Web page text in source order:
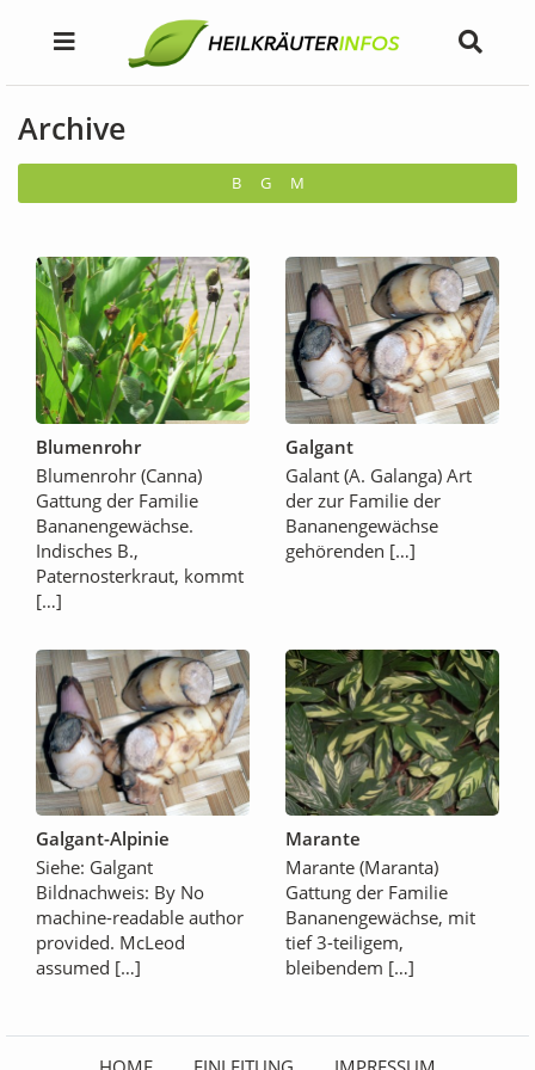
Archive
B G M
Blumenrohr
Blumenrohr (Canna)
Gattung der Familie
Bananengewächse.
Indisches B.,
Paternosterkraut, kommt
[…]
Galgant
Galant (A. Galanga) Art
der zur Familie der
Bananengewächse
gehörenden […]
Galgant-Alpinie
Siehe: Galgant
Bildnachweis: By No
machine-readable author
provided. McLeod
assumed […]
Marante
Marante (Maranta)
Gattung der Familie
Bananengewächse, mit
tief 3-teiligem,
bleibendem […]